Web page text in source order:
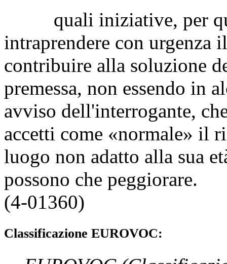
quali iniziative, per
intraprendere con
contribuire alla soluzione
premessa, non essendo in
avviso dell'interrogante,
accetti come «normale» il
luogo non adatto alla sua
possono che peggiorare.
(4-01360)
Classificazione EUROVOC: